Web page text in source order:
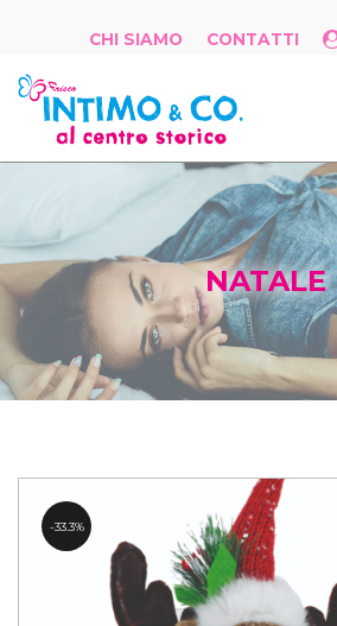
CHI SIAMO CONTATTI
NATALE
33.3%